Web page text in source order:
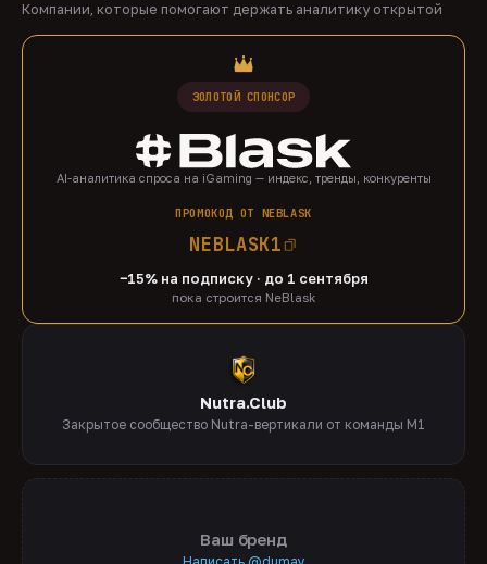
Компании, которые помогают держать аналитику открытой
ЗОЛОТОЙ СПОНСОР
AI-аналитика спроса на iGaming — индекс, тренды, конкуренты
ПРОМОКОД ОТ NEBLASK
NEBLASK1
−15% на подписку · до 1 сентября
пока строится NeBlask
Nutra.Club
Закрытое сообщество Nutra-вертикали от команды M1
Ваш бренд